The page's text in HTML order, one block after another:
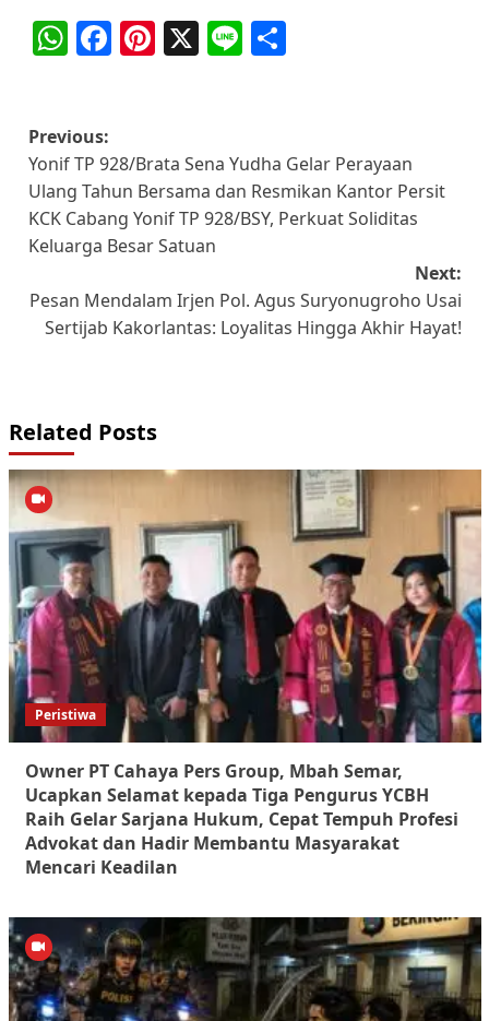
WhatsApp
Facebook
Pinterest
X Line
Post
navigation
Previous:
Yonif TP 928/Brata Sena Yudha Gelar Perayaan
Ulang Tahun Bersama dan Resmikan Kantor Persit
KCK Cabang Yonif TP 928/BSY, Perkuat Soliditas
Keluarga Besar Satuan
Next:
Pesan Mendalam Irjen Pol. Agus Suryonugroho Usai
Sertijab Kakorlantas: Loyalitas Hingga Akhir Hayat!
Related Posts
Peristiwa
Owner PT Cahaya Pers Group, Mbah Semar,
Ucapkan Selamat kepada Tiga Pengurus YCBH
Raih Gelar Sarjana Hukum, Cepat Tempuh Profesi
Advokat dan Hadir Membantu Masyarakat
Mencari Keadilan